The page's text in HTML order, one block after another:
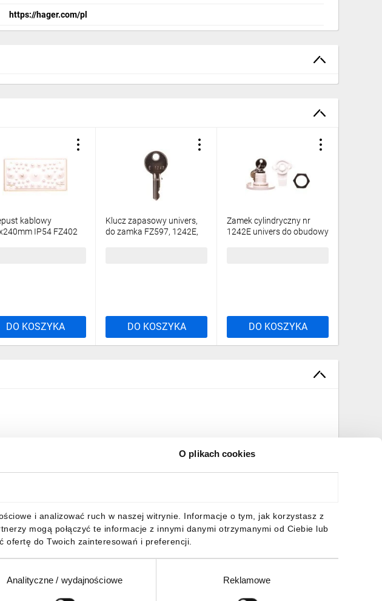
O plikach cookies
i analizować ruch w naszej witrynie. Informacje o tym, jak korzystasz z
mogą połączyć te informacje z innymi danymi otrzymanymi od Ciebie lub
ofertę do Twoich zainteresowań i preferencji.
Analityczne / wydajnościowe Reklamowe
https://hager.com/pl
kablowy
IP54 FZ402
DO KOSZYKA
Klucz zapasowy univers,
do zamka FZ597, 1242E,
DO KOSZYKA
Zamek cylindryczny nr
1242E univers do obudowy
DO KOSZYKA